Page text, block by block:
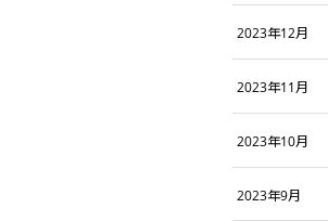
2023年12月
2023年11月
2023年10月
2023年9月